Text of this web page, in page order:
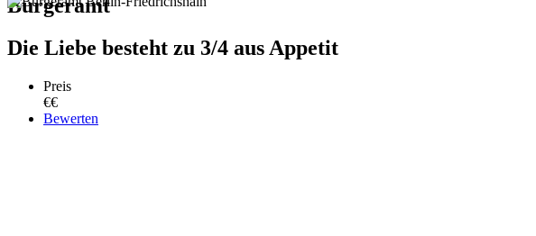
Burgeramt
Die Liebe besteht zu 3/4 aus Appetit
Preis
€€
Bewerten